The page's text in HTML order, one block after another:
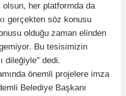
olsun, her platformda da
gerçekten söz konusu
olduğu zaman elinden
Bu tesisimizin
dileğiyle" dedi.
önemli projelere imza
Belediye Başkanı